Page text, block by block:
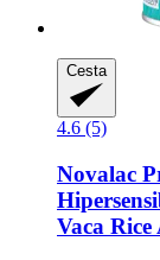
Cesta
4.6 (5)
Novalac
Vaca Rice